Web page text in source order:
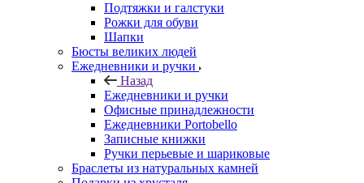
Подтяжки и галстуки
Рожки для обуви
Шапки
Бюсты великих людей
Ежедневники и ручки
Назад
Ежедневники и ручки
Офисные принадлежности
Ежедневники Portobello
Записные книжки
Ручки перьевые и шариковые
Браслеты из натуральных камней